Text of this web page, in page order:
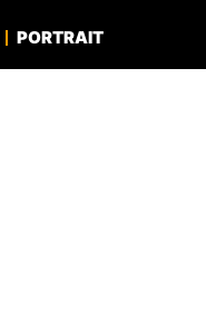
PORTRAIT